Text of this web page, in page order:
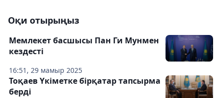
Оқи отырыңыз
16:51, 29 мамыр 2025
Мемлекет басшысы Пан Ги Мунмен
кездесті
Тоқаев Үкіметке бірқатар тапсырма
берді